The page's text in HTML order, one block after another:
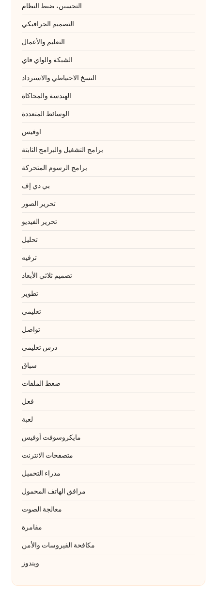
التحسين، ضبط النظام
التصميم الجرافيكي
التعليم والأعمال
الشبكة والواي فاي
النسخ الاحتياطي والاسترداد
الهندسة والمحاكاة
الوسائط المتعددة
اوفيس
برامج التشغيل والبرامج الثابتة
برامج الرسوم المتحركة
بي دي إف
تحرير الصور
تحرير الفيديو
تحليل
ترفيه
تصميم ثلاثي الأبعاد
تطوير
تعليمي
تواصل
درس تعليمي
سباق
ضغط الملفات
فعل
لعبة
مايكروسوفت أوفيس
متصفحات الانترنت
مدراء التحميل
مرافق الهاتف المحمول
معالجة الصوت
مفامرة
مكافحة الفيروسات والأمن
ويندوز